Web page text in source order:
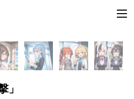
t
o
l
e
n
a
v
」